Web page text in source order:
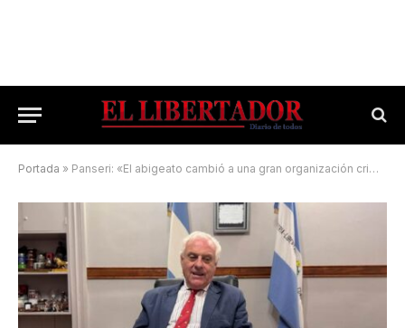
Portada » Panseri: «El abigeato cambió a una gran organización criminal»